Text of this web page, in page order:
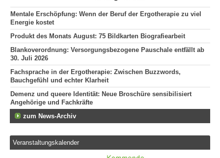
Mentale Erschöpfung: Wenn der Beruf der Ergotherapie zu viel
Energie kostet
Produkt des Monats August: 75 Bildkarten Biografiearbeit
Blankoverordnung: Versorgungsbezogene Pauschale entfällt ab
30. Juli 2026
Fachsprache in der Ergotherapie: Zwischen Buzzwords,
Bauchgefühl und echter Klarheit
Demenz und queere Identität: Neue Broschüre sensibilisiert
Angehörige und Fachkräfte
zum News-Archiv
Veranstaltungskalender